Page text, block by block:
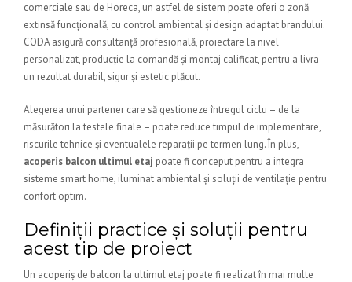
comerciale sau de Horeca, un astfel de sistem poate oferi o zonă
extinsă funcțională, cu control ambiental și design adaptat brandului.
CODA asigură consultanță profesională, proiectare la nivel
personalizat, producție la comandă și montaj calificat, pentru a livra
un rezultat durabil, sigur și estetic plăcut.
Alegerea unui partener care să gestioneze întregul ciclu – de la
măsurători la testele finale – poate reduce timpul de implementare,
riscurile tehnice și eventualele reparații pe termen lung. În plus,
acoperis balcon ultimul etaj poate fi conceput pentru a integra
sisteme smart home, iluminat ambiental și soluții de ventilație pentru
confort optim.
Definiții practice și soluții pentru
acest tip de proiect
Un acoperiș de balcon la ultimul etaj poate fi realizat în mai multe